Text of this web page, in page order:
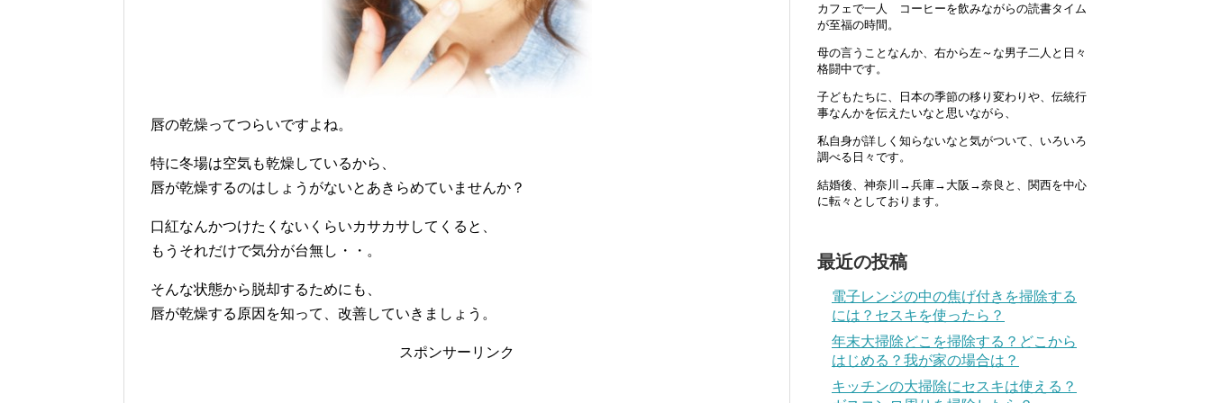
唇の乾燥ってつらいですよね。
特に冬場は空気も乾燥しているから、
唇が乾燥するのはしょうがないとあきらめていませんか？
口紅なんかつけたくないくらいカサカサしてくると、
もうそれだけで気分が台無し・・。
そんな状態から脱却するためにも、
唇が乾燥する原因を知って、改善していきましょう。
スポンサーリンク
カフェで一人 コーヒーを飲みながらの読書タイム
が至福の時間。
母の言うことなんか、右から左～な男子二人と日々
格闘中です。
子どもたちに、日本の季節の移り変わりや、伝統行
事なんかを伝えたいなと思いながら、
私自身が詳しく知らないなと気がついて、いろいろ
調べる日々です。
結婚後、神奈川→兵庫→大阪→奈良と、関西を中心
に転々としております。
最近の投稿
電子レンジの中の焦げ付きを掃除する
には？セスキを使ったら？
年末大掃除どこを掃除する？どこから
はじめる？我が家の場合は？
キッチンの大掃除にセスキは使える？